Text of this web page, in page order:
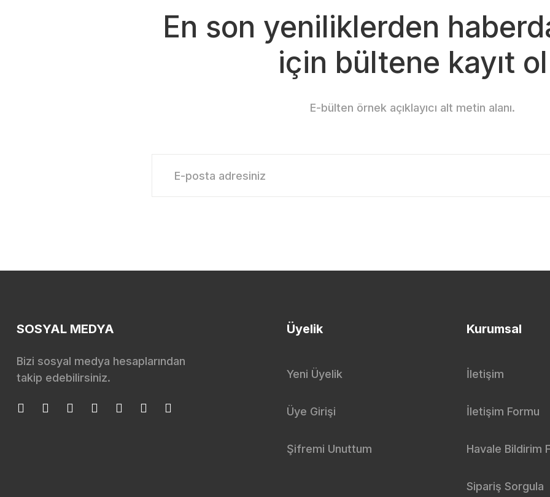
En son yeniliklerden
için bültene kayıt ol
E-bülten örnek açıklayıcı alt metin alanı.
SOSYAL MEDYA
Bizi sosyal medya hesaplarından
takip edebilirsiniz.
Üyelik
Yeni Üyelik
Üye Girişi
Şifremi Unuttum
Kurumsal
İletişim
İletişim Formu
Havale Bildirim
Sipariş Sorgula